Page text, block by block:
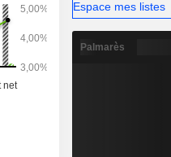
Espace mes listes
Palmarès